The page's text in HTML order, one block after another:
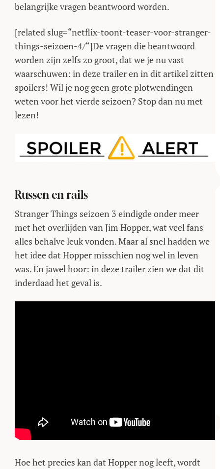
belangrijke vragen beantwoord worden.
[related slug=“netflix-toont-teaser-voor-stranger-
things-seizoen-4/“]De vragen die beantwoord
worden zijn zelfs zo groot, dat we je nu vast
waarschuwen: in deze trailer en in dit artikel zitten
spoilers! Wil je nog geen grote plotwendingen
weten voor het vierde seizoen? Stop dan nu met
lezen!
Russen en rails
Stranger Things seizoen 3 eindigde onder meer
met het overlijden van Jim Hopper, wat veel fans
alles behalve leuk vonden. Maar al snel hadden we
het idee dat Hopper misschien nog wel in leven
was. En jawel hoor: in deze trailer zien we dat dit
inderdaad het geval is.
Hoe het precies kan dat Hopper nog leeft, wordt